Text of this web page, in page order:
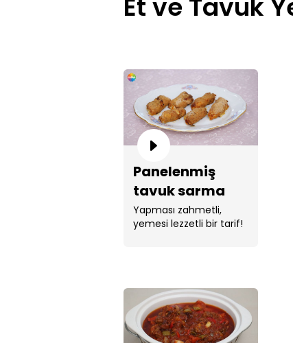
Et ve Tavuk
Panelenmiş
tavuk sarma
tarifi!
Yapması zahmetli,
yemesi lezzetli bir tarif!